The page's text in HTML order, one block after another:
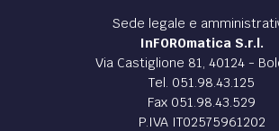
Sede legale e
InFOROmatica S.r.l.
Via Castiglione 81, 40124 -
Tel. 051.98.43.125
Fax 051.98.43.529
P.IVA IT02575961202